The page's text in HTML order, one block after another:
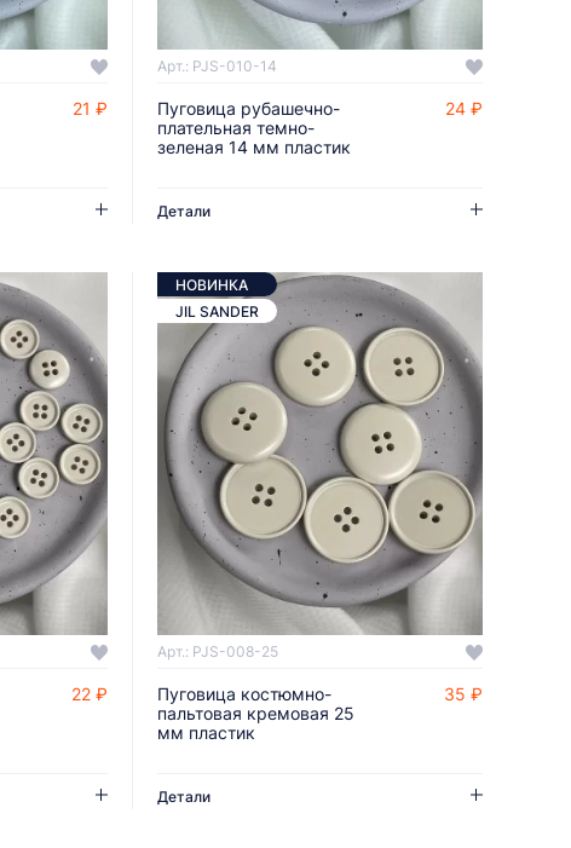
21 ₽
ДОБАВИТЬ В КОРЗИНУ
Арт.: PJS-010-14
Пуговица рубашечно-
плательная темно-
зеленая 14 мм пластик
24 ₽
Детали
22 ₽
ДОБАВИТЬ В КОРЗИНУ
НОВИНКА
JIL SANDER
Арт.: PJS-008-25
Пуговица костюмно-
пальтовая кремовая 25
мм пластик
35 ₽
Детали